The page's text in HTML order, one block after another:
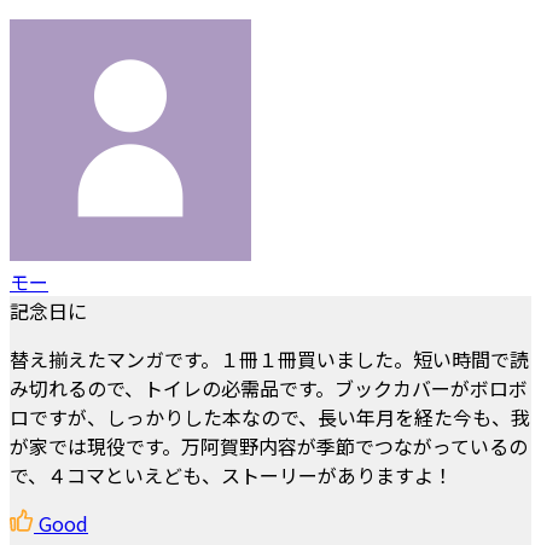
モー
記念日に
替え揃えたマンガです。１冊１冊買いました。短い時間で読
み切れるので、トイレの必需品です。ブックカバーがボロボ
ロですが、しっかりした本なので、長い年月を経た今も、我
が家では現役です。万阿賀野内容が季節でつながっているの
で、４コマといえども、ストーリーがありますよ！
Good